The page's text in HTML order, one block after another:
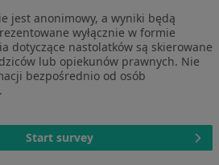
otwiera się w
otwiera
jest anonimowy, a wyniki będą
wyłącznie w formie
dotyczące nastolatków są skierowane
lub opiekunów prawnych. Nie
bezpośrednio od osób
Start survey